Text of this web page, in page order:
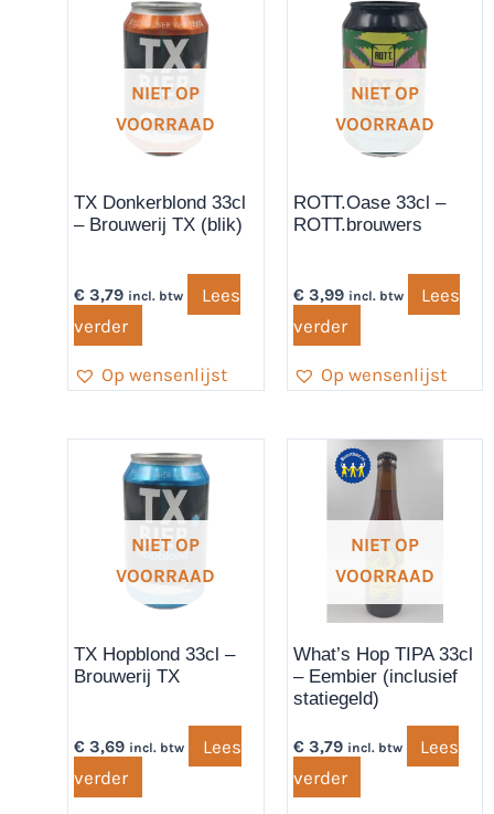
NIET OP
VOORRAAD
TX Donkerblond 33cl
– Brouwerij TX (blik)
€ 3,79 incl. btw
Lees
verder
Op wensenlijst
NIET OP
VOORRAAD
ROTT.Oase 33cl –
ROTT.brouwers
€3,99 incl. btw
Lees
verder
Op wensenlijst
NIET OP
VOORRAAD
TX Hopblond 33cl –
Brouwerij TX
€ 3,69 incl. btw
Lees
verder
NIET OP
VOORRAAD
What’s Hop TIPA 33cl
– Eembier (inclusief
statiegeld)
€3,79 incl. btw
Lees
verder